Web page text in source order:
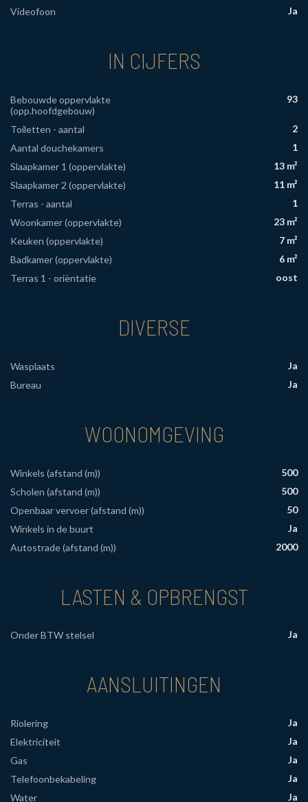
Videofoon
Ja
IN CIJFERS
Bebouwde oppervlakte
(opp.hoofdgebouw)
93
Toiletten - aantal
2
Aantal douchekamers
1
Slaapkamer 1 (oppervlakte)
13 m²
Slaapkamer 2 (oppervlakte)
11 m²
Terras - aantal
1
Woonkamer (oppervlakte)
23 m²
Keuken (oppervlakte)
7 m²
Badkamer (oppervlakte)
6 m²
Terras 1 - oriëntatie
oost
DIVERSE
Wasplaats
Ja
Bureau
Ja
WOONOMGEVING
Winkels (afstand (m))
500
Scholen (afstand (m))
500
Openbaar vervoer (afstand (m))
50
Winkels in de buurt
Ja
Autostrade (afstand (m))
2000
LASTEN & OPBRENGST
Onder BTW stelsel Ja
AANSLUITINGEN
Riolering
Ja
Elektriciteit
Ja
Gas
Ja
Telefoonbekabeling
Ja
Water
Ja